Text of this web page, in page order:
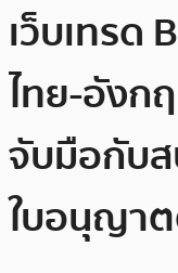
เว็บเทรด
ไทย-อังก
จับมือกับ
ใบอนุญา